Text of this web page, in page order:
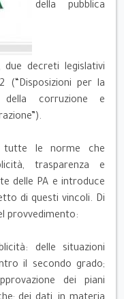
della pubblica
due decreti legislativi
(“Disposizioni per la
della corruzione e
tutte le norme che
trasparenza e
delle PA e introduce
di questi vincoli. Di
provvedimento:
delle situazioni
il secondo grado;
dei piani